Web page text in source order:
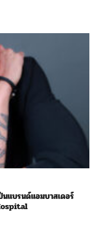
แบรนด์แอมบาสเดอร์